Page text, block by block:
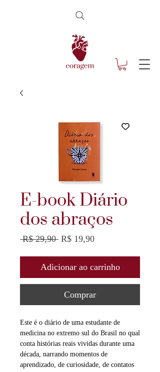
E-book Diário
dos abraços
R$ 29,90 Preço
R$ 19,90Preço
Adicionar ao carrinho
Comprar
Este é o diário de uma estudante de
medicina no extremo sul do Brasil no qual
conta histórias reais vividas durante uma
década, narrando momentos de
aprendizado, de curiosidade, de contatos